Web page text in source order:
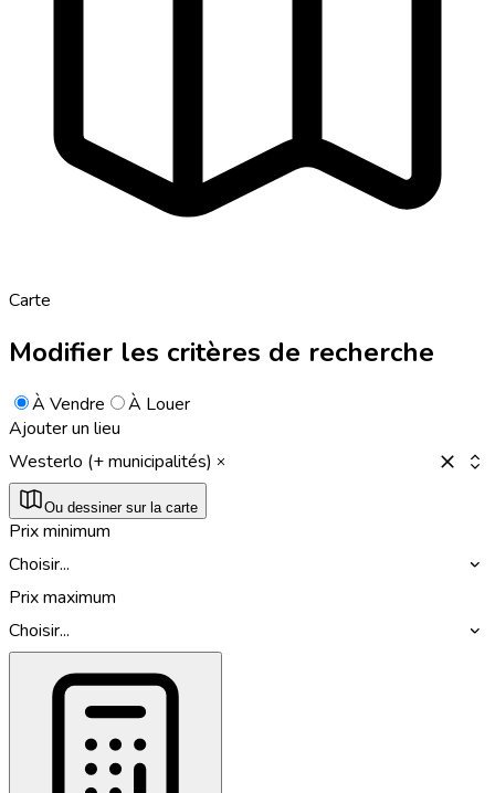
Carte
Modifier les critères de recherche
À Vendre
À Louer
Ajouter un lieu
Westerlo (+ municipalités)
Ou dessiner sur la carte
Prix minimum
Choisir...
Prix maximum
Choisir...